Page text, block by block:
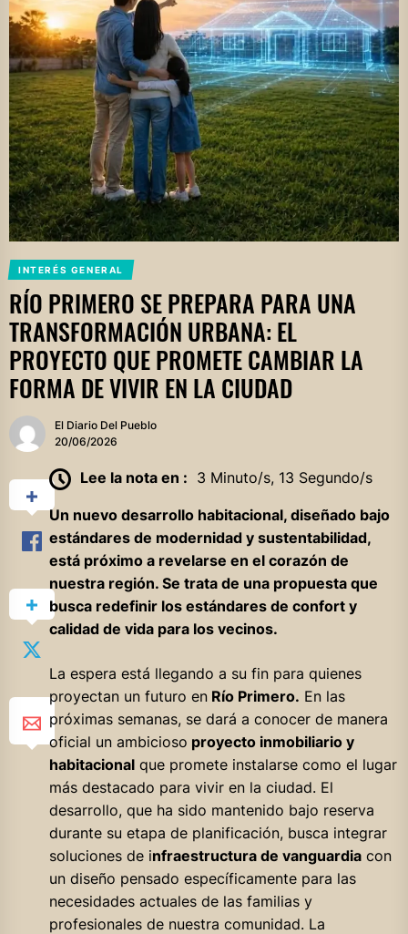
INTERÉS GENERAL
RÍO PRIMERO SE PREPARA PARA UNA
TRANSFORMACIÓN URBANA: EL
PROYECTO QUE PROMETE CAMBIAR LA
FORMA DE VIVIR EN LA CIUDAD
El Diario Del Pueblo
20/06/2026
Lee la nota en : 3 Minuto/s, 13 Segundo/s
Un nuevo desarrollo habitacional, diseñado bajo
estándares de modernidad y sustentabilidad,
está próximo a revelarse en el corazón de
nuestra región. Se trata de una propuesta que
busca redefinir los estándares de confort y
calidad de vida para los vecinos.
La espera está llegando a su fin para quienes
proyectan un futuro enRío Primero. En las
próximas semanas, se dará a conocer de manera
oficial un ambicioso proyecto inmobiliario y
habitacionalque promete instalarse como el lugar
más destacado para vivir en la ciudad. El
desarrollo, que ha sido mantenido bajo reserva
durante su etapa de planificación, busca integrar
soluciones de infraestructura de vanguardiacon
un diseño pensado específicamente para las
necesidades actuales de las familias y
profesionales de nuestra comunidad. La